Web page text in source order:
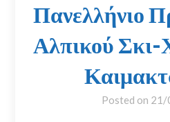
Πανελλήνιο
Αλπικού
Posted on 21/